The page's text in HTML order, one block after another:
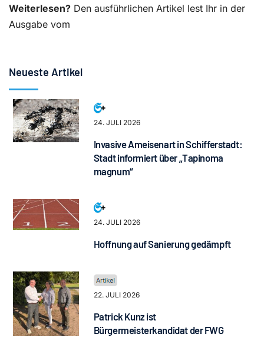
Weiterlesen? Den ausführlichen Artikel lest Ihr in der
Ausgabe vom
Neueste Artikel
24. JULI 2026
Invasive Ameisenart in Schifferstadt:
Stadt informiert über „Tapinoma
magnum“
24. JULI 2026
Hoffnung auf Sanierung gedämpft
22. JULI 2026
Patrick Kunz ist
Bürgermeisterkandidat der FWG